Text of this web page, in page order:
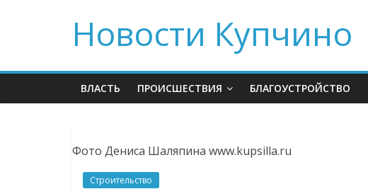
Новости Купчино
ВЛАСТЬ ПРОИСШЕСТВИЯ БЛАГОУСТРОЙСТВО
Фото Дениса Шаляпина www.kupsilla.ru
Строительство